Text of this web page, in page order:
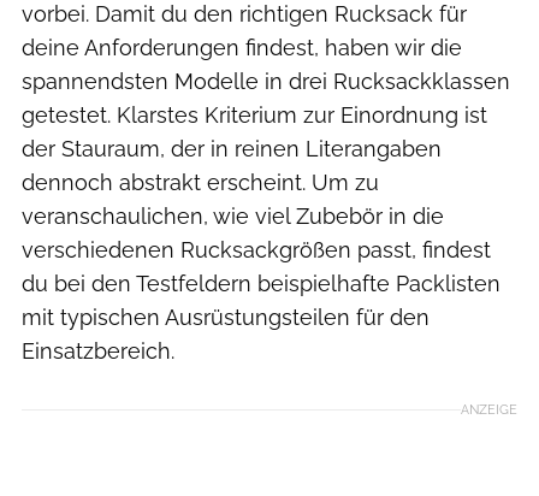
vorbei. Damit du den richtigen Rucksack für
deine Anforderungen findest, haben wir die
spannendsten Modelle in drei Rucksackklassen
getestet. Klarstes Kriterium zur Einordnung ist
der Stauraum, der in reinen Literangaben
dennoch abstrakt erscheint. Um zu
veranschaulichen, wie viel Zubebör in die
verschiedenen Rucksackgrößen passt, findest
du bei den Testfeldern beispielhafte Packlisten
mit typischen Ausrüstungsteilen für den
Einsatzbereich.
ANZEIGE